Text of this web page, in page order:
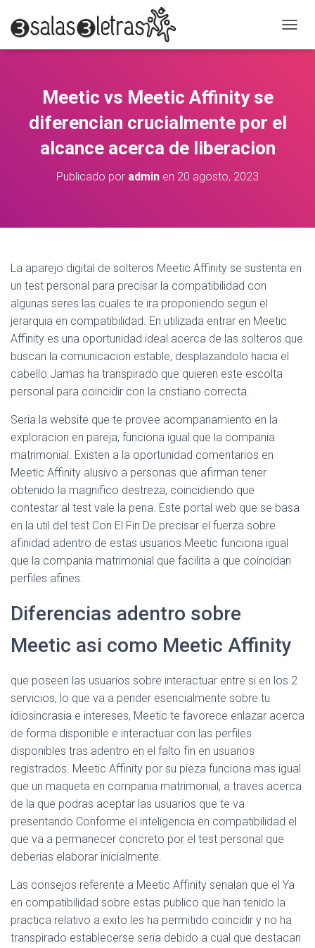
A
Meetic vs Meetic Affinity se
diferencian crucialmente por el
alcance acerca de liberacion
Publicado por admin en 20 agosto, 2023
La aparejo digital de solteros Meetic Affinity se sustenta en
un test personal para precisar la compatibilidad con
algunas seres las cuales te ira proponiendo segun el
jerarquia en compatibilidad. En utilizada entrar en Meetic
Affinity es una oportunidad ideal acerca de las solteros que
buscan la comunicacion estable, desplazandolo hacia el
cabello Jamas ha transpirado que quieren este escolta
personal para coincidir con la cristiano correcta.
Seri­a la website que te provee acompanamiento en la
exploracion en pareja, funciona igual que la compania
matrimonial. Existen a la oportunidad comentarios en
Meetic Affinity alusivo a personas que afirman tener
obtenido la magnifico destreza, coincidiendo que
contestar al test vale la pena. Este portal web que se basa
en la util del test Con El Fin De precisar el fuerza sobre
afinidad adentro de estas usuarios Meetic funciona igual
que la compania matrimonial que facilita a que coincidan
perfiles afines.
Diferencias adentro sobre
Meetic asi como Meetic Affinity
que poseen las usuarios sobre interactuar entre si en los 2
servicios, lo que va a pender esencialmente sobre tu
idiosincrasia e intereses, Meetic te favorece enlazar acerca
de forma disponible e interactuar con las perfiles
disponibles tras adentro en el falto fin en usuarios
registrados. Meetic Affinity por su pieza funciona mas igual
que un maqueta en compania matrimonial, a traves acerca
de la que podras aceptar las usuarios que te va
presentando Conforme el inteligencia en compatibilidad el
que va a permanecer concreto por el test personal que
deberias elaborar inicialmente.
Las consejos referente a Meetic Affinity senalan que el Ya
en compatibilidad sobre estas publico que han tenido la
practica relativo a exito les ha permitido coincidir y no ha
transpirado establecerse seria debido a cual que destacan